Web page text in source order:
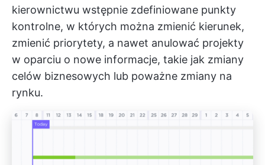
kierownictwu wstępnie zdefiniowane punkty
kontrolne, w których można zmienić kierunek,
zmienić priorytety, a nawet anulować projekty
w oparciu o nowe informacje, takie jak zmiany
celów biznesowych lub poważne zmiany na
rynku.